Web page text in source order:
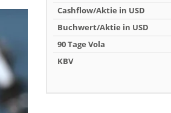
Cashflow/Aktie in USD
Buchwert/Aktie in USD
90 Tage Vola
KBV